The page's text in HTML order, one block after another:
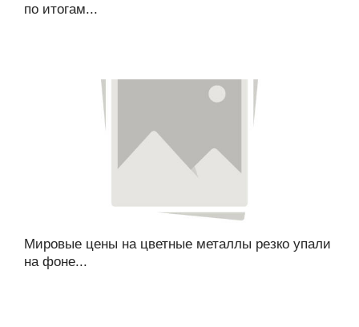
по итогам...
Мировые цены на цветные металлы резко упали
на фоне...